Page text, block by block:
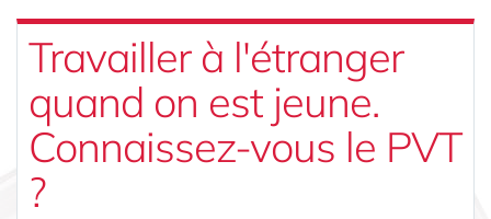
Travailler à l'étranger
quand on est jeune.
Connaissez-vous le PVT
?